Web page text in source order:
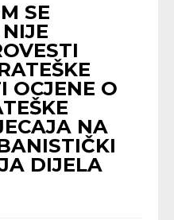
SE
OCJENE O
NA
DIJELA